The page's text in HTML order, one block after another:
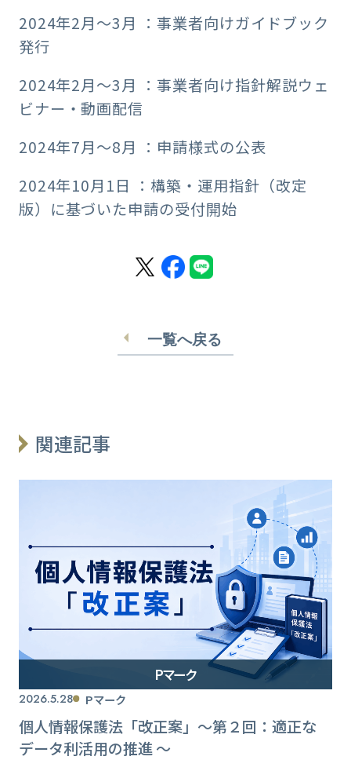
2024年2月～3月 ：事業者向けガイドブック
発行
2024年2月～3月 ：事業者向け指針解説ウェ
ビナー・動画配信
2024年7月～8月 ：申請様式の公表
2024年10月1日 ：構築・運用指針（改定
版）に基づいた申請の受付開始
一覧へ戻る
関連記事
Pマーク
2026.5.28 Pマーク
個人情報保護法「改正案」〜第２回：適正な
データ利活用の推進 〜